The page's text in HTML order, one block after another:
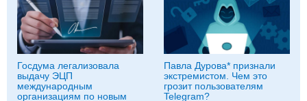
Госдума легализовала
выдачу ЭЦП
международным
организациям по новым
Павла Дурова* признали
экстремистом. Чем это
грозит пользователям
Telegram?